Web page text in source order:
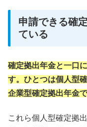
申請できる確
ている
確定拠出年金と一口
す。ひとつは個人型
企業型確定拠出年金で
これら個人型確定拠